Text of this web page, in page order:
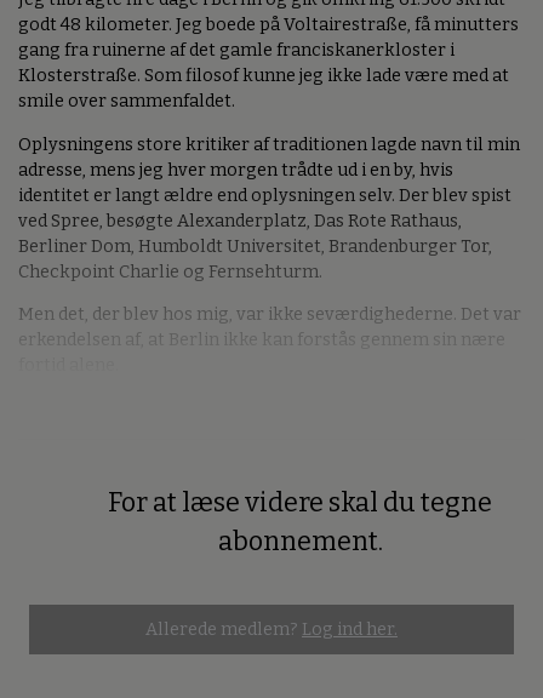
godt 48 kilometer. Jeg boede på Voltairestraße, få minutters
gang fra ruinerne af det gamle franciskanerkloster i
Klosterstraße. Som filosof kunne jeg ikke lade være med at
smile over sammenfaldet.
Oplysningens store kritiker af traditionen lagde navn til min
adresse, mens jeg hver morgen trådte ud i en by, hvis
identitet er langt ældre end oplysningen selv. Der blev spist
ved Spree, besøgte Alexanderplatz, Das Rote Rathaus,
Berliner Dom, Humboldt Universitet, Brandenburger Tor,
Checkpoint Charlie og Fernsehturm.
Men det, der blev hos mig, var ikke seværdighederne. Det var
erkendelsen af, at Berlin ikke kan forstås gennem sin nære
For at læse videre skal du tegne
abonnement.
Allerede medlem? Log ind her.